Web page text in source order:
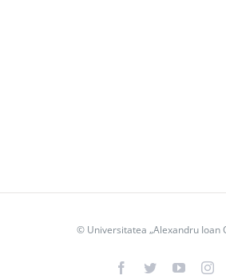
© Universitatea „Alexandru Ioan
Facebook
Twitter
confirmări, după
stabilite de